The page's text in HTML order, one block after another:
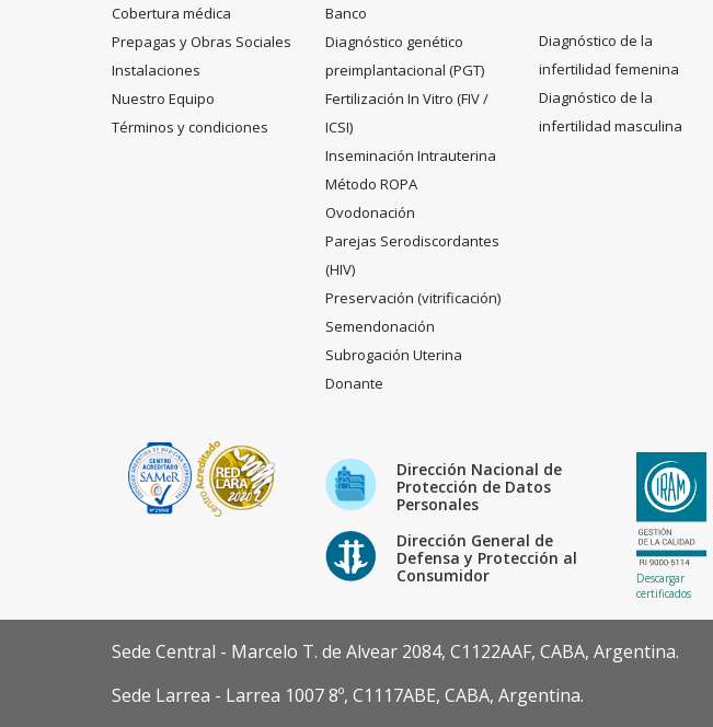
Cobertura médica
Prepagas y Obras Sociales
Instalaciones
Nuestro Equipo
Términos y condiciones
Banco
Diagnóstico genético
preimplantacional (PGT)
Fertilización In Vitro (FIV /
ICSI)
Inseminación Intrauterina
Método ROPA
Ovodonación
Parejas Serodiscordantes
(HIV)
Preservación (vitrificación)
Semendonación
Subrogación Uterina
Donante
Diagnóstico de la
infertilidad femenina
Diagnóstico de la
infertilidad masculina
Dirección Nacional de
Protección de Datos
Personales
Dirección General de
Defensa y Protección al
Consumidor
Descargar
certificados
Sede Central - Marcelo T. de Alvear 2084, C1122AAF, CABA, Argentina.
Sede Larrea - Larrea 1007 8º, C1117ABE, CABA, Argentina.